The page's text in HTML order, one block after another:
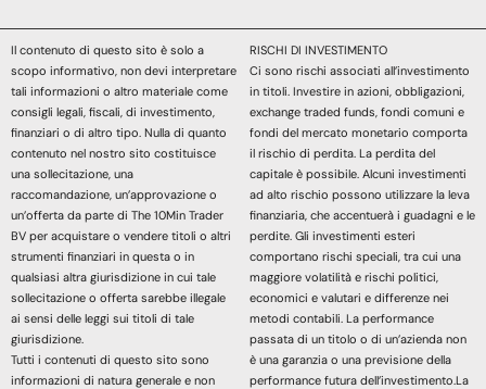
Il contenuto di questo sito è solo a
scopo informativo, non devi interpretare
tali informazioni o altro materiale come
consigli legali, fiscali, di investimento,
finanziari o di altro tipo. Nulla di quanto
contenuto nel nostro sito costituisce
una sollecitazione, una
raccomandazione, un’approvazione o
un’offerta da parte di The 10Min Trader
BV per acquistare o vendere titoli o altri
strumenti finanziari in questa o in
qualsiasi altra giurisdizione in cui tale
sollecitazione o offerta sarebbe illegale
ai sensi delle leggi sui titoli di tale
giurisdizione.
Tutti i contenuti di questo sito sono
informazioni di natura generale e non
RISCHI DI INVESTIMENTO
Ci sono rischi associati all’investimento
in titoli. Investire in azioni, obbligazioni,
exchange traded funds, fondi comuni e
fondi del mercato monetario comporta
il rischio di perdita. La perdita del
capitale è possibile. Alcuni investimenti
ad alto rischio possono utilizzare la leva
finanziaria, che accentuerà i guadagni e le
perdite. Gli investimenti esteri
comportano rischi speciali, tra cui una
maggiore volatilità e rischi politici,
economici e valutari e differenze nei
metodi contabili. La performance
passata di un titolo o di un’azienda non
è una garanzia o una previsione della
performance futura dell’investimento.La